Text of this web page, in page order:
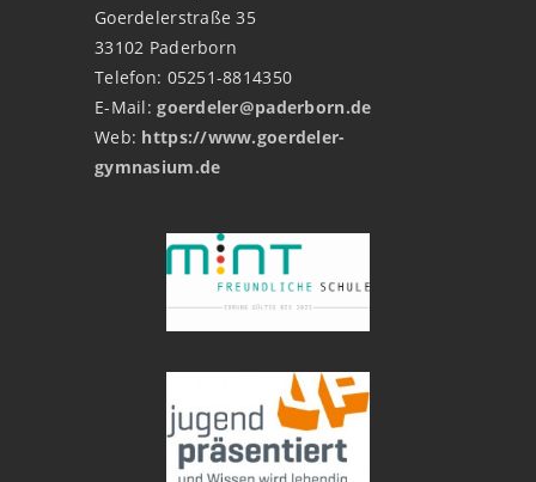
Goerdelerstraße 35
33102 Paderborn
Telefon: 05251-8814350
E-Mail:goerdeler@paderborn.de
Web: https://www.goerdeler-
gymnasium.de